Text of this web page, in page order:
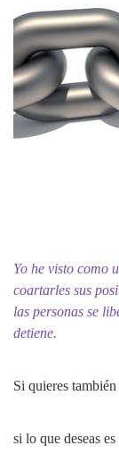
Yo he visto como
coartarles sus
las personas se
detiene.
Si quieres también
si lo que deseas